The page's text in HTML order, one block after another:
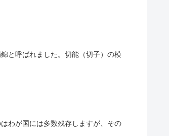
と呼ばれました。切能（切子）の模
わが国には多数残存しますが、その